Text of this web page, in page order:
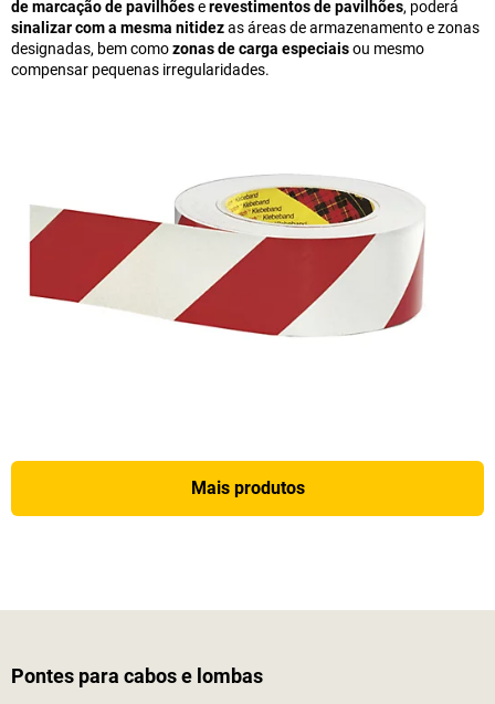
de marcação de pavilhõeserevestimentos de pavilhões, poderá
sinalizar com a mesma nitidezas áreas de armazenamento e zonas
designadas, bem comozonas de carga especiaisou mesmo
compensar pequenas irregularidades.
Mais produtos
Pontes para cabos e lombas